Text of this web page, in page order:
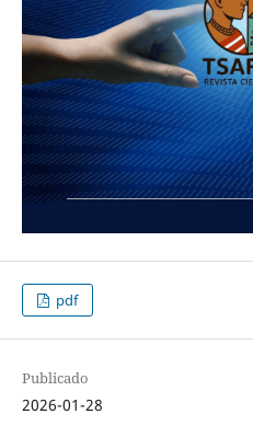
pdf
Publicado
2026-01-28